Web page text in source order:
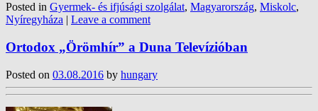
Posted in Gyermek- és ifjúsági szolgálat, Magyarország, Miskolc,
Nyíregyháza | Leave a comment
Ortodox „Örömhír” a Duna Televízióban
Posted on 03.08.2016 by hungary